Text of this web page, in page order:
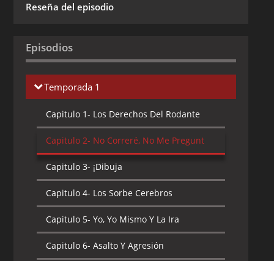
Reseña del episodio
Episodios
Temporada 1
Capitulo 1- Los Derechos Del Rodante
Capitulo 2- No Correré, No Me Pregunt
Capitulo 3- ¡Dibuja
Capitulo 4- Los Sorbe Cerebros
Capitulo 5- Yo, Yo Mismo Y La Ira
Capitulo 6- Asalto Y Agresión